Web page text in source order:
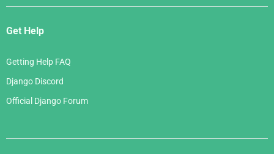
Get Help
Getting Help FAQ
Django Discord
Official Django Forum